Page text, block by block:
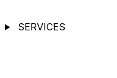
SERVICES